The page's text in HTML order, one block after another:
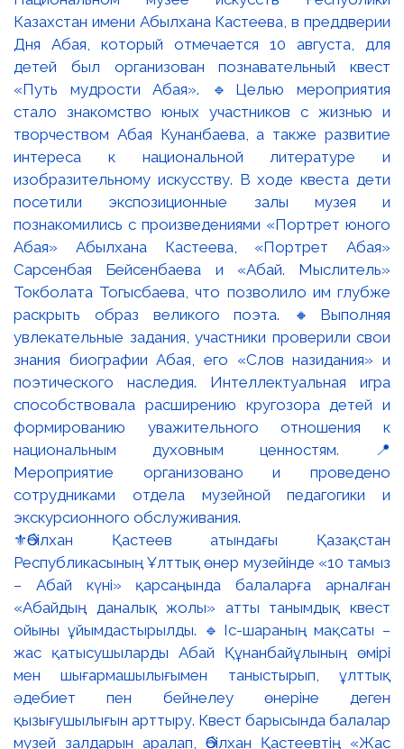
⚜️Әбілхан Қастеев атындағы Қазақстан
Республикасының Ұлттық өнер музейінде «10 тамыз
– Абай күні» қарсаңында балаларға арналған
«Абайдың даналық жолы» атты танымдық квест
ойыны ұйымдастырылды. 🔹Іс-шараның мақсаты –
жас қатысушыларды Абай Құнанбайұлының өмірі
мен шығармашылығымен таныстырып, ұлттық
әдебиет пен бейнелеу өнеріне деген
қызығушылығын арттыру. Квест барысында балалар
музей залдарын аралап, Әбілхан Қастеевтің «Жас